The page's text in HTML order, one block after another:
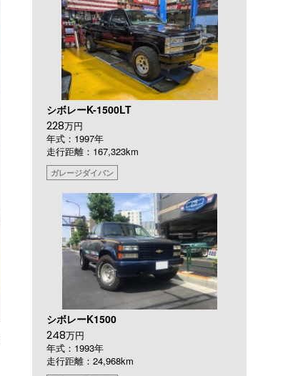
シボレーK-1500LT
228万円
年式：1997年
走行距離：167,323km
ガレージダイバン
シボレーK1500
248万円
年式：1993年
走行距離：24,968km